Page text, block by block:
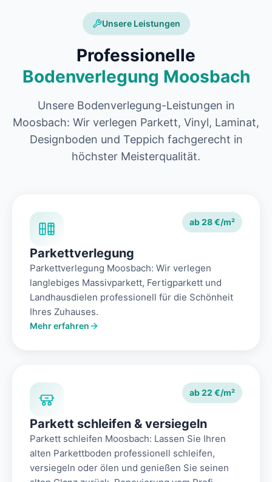
Unsere Leistungen
Professionelle
Bodenverlegung Moosbach
Unsere Bodenverlegung-Leistungen in
Moosbach: Wir verlegen Parkett, Vinyl, Laminat,
Designboden und Teppich fachgerecht in
höchster Meisterqualität.
ab 28 €/m²
Parkettverlegung
Parkettverlegung Moosbach: Wir verlegen
langlebiges Massivparkett, Fertigparkett und
Landhausdielen professionell für die Schönheit
Ihres Zuhauses.
Mehr erfahren
ab 22 €/m²
Parkett schleifen & versiegeln
Parkett schleifen Moosbach: Lassen Sie Ihren
alten Parkettboden professionell schleifen,
versiegeln oder ölen und genießen Sie seinen